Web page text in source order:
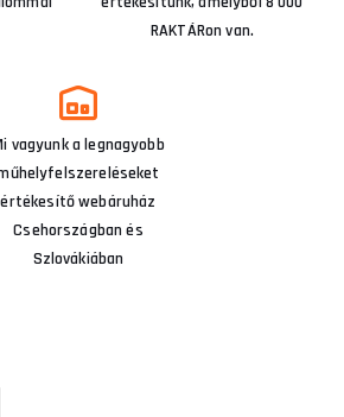
RAKTÁRon van.
vagyunk a legnagyobb
értékesítő webáruház
Csehországban és
Szlovákiában